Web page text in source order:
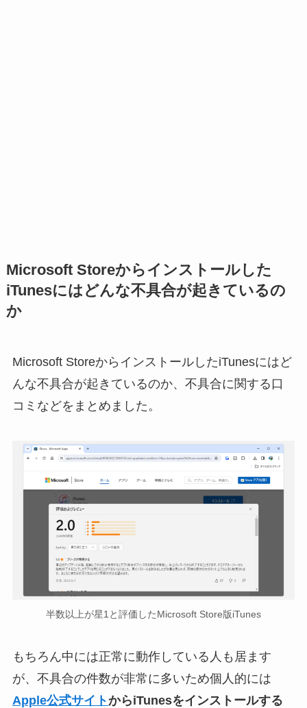
Microsoft Storeからインストールした
iTunesにはどんな不具合が起きているの
か
Microsoft StoreからインストールしたiTunesにはど
んな不具合が起きているのか、不具合に関する口
コミなどをまとめました。
半数以上が星1と評価したMicrosoft Store版iTunes
もちろん中には正常に動作している人も居ます
が、不具合の件数が非常に多いため個人的には
Apple公式サイトからiTunesをインストールする